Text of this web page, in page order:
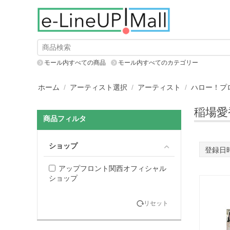
モール内すべての商品 モール内すべてのカテゴリー
ホーム / アーティスト選択 / アーティスト / ハロー！プ
商品フィルタ
ショップ
アップフロント関西オフィシャル
ショップ
リセット
稲場
登録日